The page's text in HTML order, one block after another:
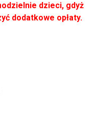
dzieci, gdyż
dodatkowe opłaty.